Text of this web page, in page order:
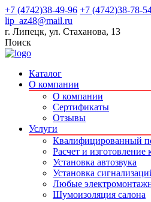
+7 (4742)38-49-96 +7 (4742)38-78-
lip_az48@mail.ru
г. Липецк, ул. Стаханова, 13
Поиск
Каталог
О компании
О компании
Сертификаты
Отзывы
Услуги
Квалифицированный
Расчет и изготовление
Установка автозвука
Установка
Любые
Шумоизоляция салона